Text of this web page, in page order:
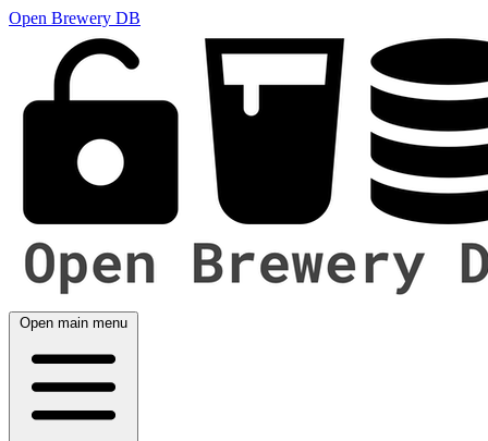
Open Brewery DB
Open main menu